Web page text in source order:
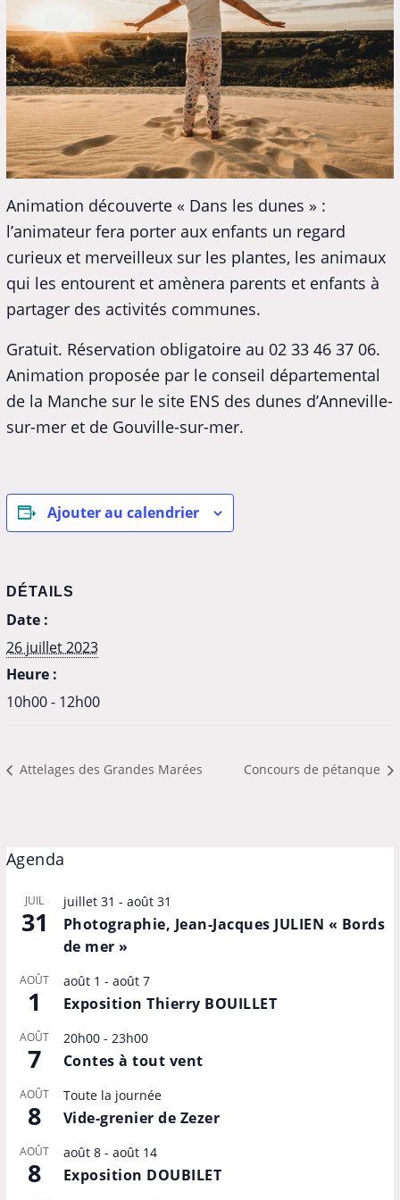
Animation découverte « Dans les dunes » :
l’animateur fera porter aux enfants un regard
curieux et merveilleux sur les plantes, les animaux
qui les entourent et amènera parents et enfants à
partager des activités communes.
Gratuit. Réservation obligatoire au 02 33 46 37 06.
Animation proposée par le conseil départemental
de la Manche sur le site ENS des dunes d’Anneville-
sur-mer et de Gouville-sur-mer.
Ajouter au calendrier
DÉTAILS
Date :
26 juillet 2023
Heure :
10h00 - 12h00
Attelages des Grandes Marées Concours de pétanque
Agenda
JUIL
31
juillet 31 - août 31
Photographie, Jean-Jacques JULIEN « Bords
de mer »
AOÛT
1
août 1 - août 7
Exposition Thierry BOUILLET
AOÛT
7
20h00- 23h00
Contes à tout vent
AOÛT
8
Toute la journée
Vide-grenier de Zezer
AOÛT
8
août 8- août 14
Exposition DOUBILET